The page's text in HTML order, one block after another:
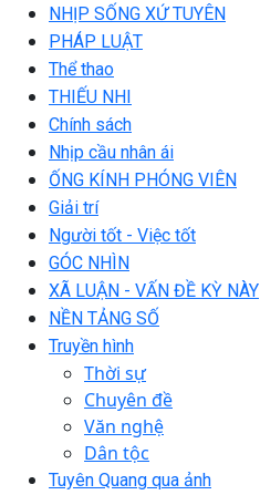
NHỊP SỐNG XỨ TUYÊN
PHÁP LUẬT
Thể thao
THIẾU NHI
Chính sách
Nhịp cầu nhân ái
ỐNG KÍNH PHÓNG VIÊN
Giải trí
Người tốt - Việc tốt
GÓC NHÌN
XÃ LUẬN - VẤN ĐỀ KỲ NÀY
NỀN TẢNG SỐ
Truyền hình
Thời sự
Chuyên đề
Văn nghệ
Dân tộc
Tuyên Quang qua ảnh